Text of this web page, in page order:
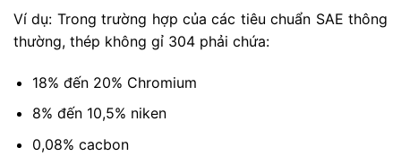
Ví dụ: Trong trường hợp của các tiêu chuẩn SAE thông
thường, thép không gỉ 304 phải chứa:
18% đến 20% Chromium
8% đến 10,5% niken
0,08% cacbon